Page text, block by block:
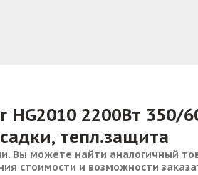
HG2010 2200Вт 350/
тепл.защита
Вы можете найти аналогичный
стоимости и возможности